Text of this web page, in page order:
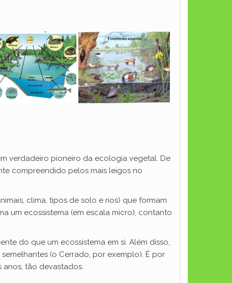
verdadeiro pioneiro da ecologia vegetal. De
compreendido pelos mais leigos no
clima, tipos de solo e rios) que formam
um ecossistema (em escala micro), contanto
do que um ecossistema em si. Além disso,
(o Cerrado, por exemplo). É por
tão devastados.